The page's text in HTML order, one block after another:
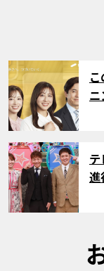
サム
サム
テ
進